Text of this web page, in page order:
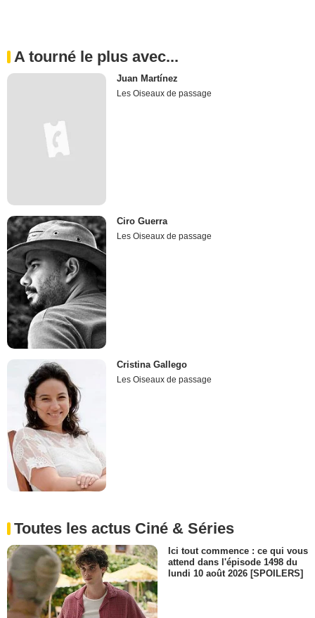
A tourné le plus avec...
Juan Martínez
Les Oiseaux de passage
Ciro Guerra
Les Oiseaux de passage
Cristina Gallego
Les Oiseaux de passage
Toutes les actus Ciné & Séries
Ici tout commence : ce qui vous
attend dans l'épisode 1498 du
lundi 10 août 2026 [SPOILERS]